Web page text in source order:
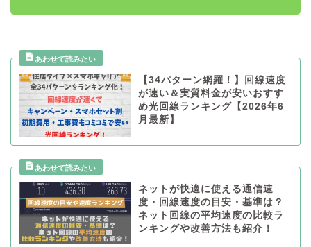
【34パターン網羅！】回線速度
が速い＆実質料金が安いおすす
め光回線ランキング【2026年6
月最新】
ネットが快適に使える通信速
度・回線速度の目安・基準は？
ネット回線の平均速度の比較ラ
ンキングや改善方法も紹介！